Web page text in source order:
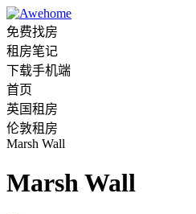
免费找房
租房笔记
下载手机端
首页
英国租房
伦敦租房
Marsh Wall
Marsh Wall